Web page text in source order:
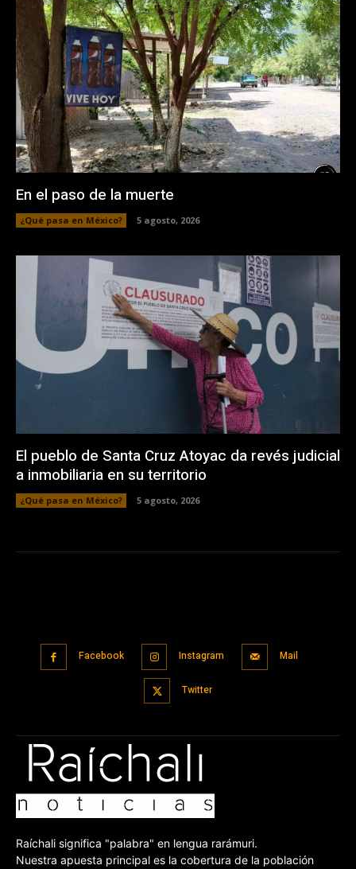
En el paso de la muerte
¿Qué pasa en México? 5 agosto, 2026
El pueblo de Santa Cruz Atoyac da revés judicial
a inmobiliaria en su territorio
¿Qué pasa en México? 5 agosto, 2026
Facebook Instagram Mail
Twitter
Raíchali significa "palabra" en lengua rarámuri.
Nuestra apuesta principal es la cobertura de la población